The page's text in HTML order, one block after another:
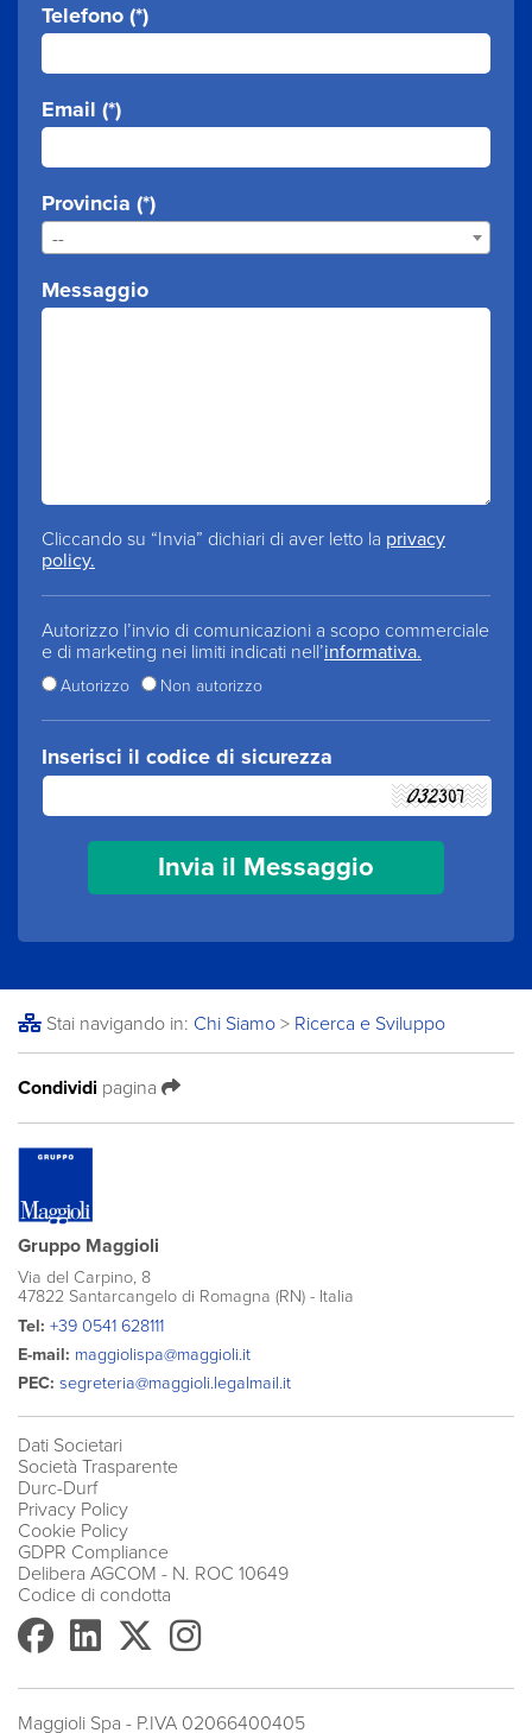
Telefono (*)
Email (*)
Provincia (*)
--
Messaggio
Cliccando su “Invia” dichiari di aver letto la privacy
policy.
Autorizzo l’invio di comunicazioni a scopo commerciale
e di marketing nei limiti indicati nell’informativa.
Autorizzo Non autorizzo
Inserisci il codice di sicurezza
Stai navigando in: Chi Siamo > Ricerca e Sviluppo
Condividi pagina
Gruppo Maggioli
Via del Carpino, 8
47822 Santarcangelo di Romagna (RN) - Italia
Tel: +39 0541 628111
E-mail: maggiolispa@maggioli.it
PEC: segreteria@maggioli.legalmail.it
Dati Societari
Società Trasparente
Durc-Durf
Privacy Policy
Cookie Policy
GDPR Compliance
Delibera AGCOM - N. ROC 10649
Codice di condotta
Maggioli Spa - P.IVA 02066400405